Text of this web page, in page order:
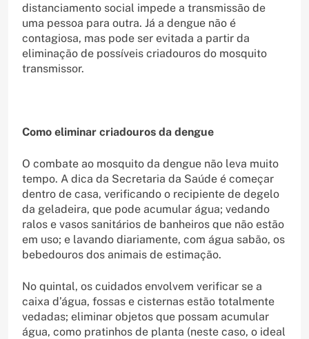
distanciamento social impede a transmissão de
uma pessoa para outra. Já a dengue não é
contagiosa, mas pode ser evitada a partir da
eliminação de possíveis criadouros do mosquito
transmissor.
Como eliminar criadouros da dengue
O combate ao mosquito da dengue não leva muito
tempo. A dica da Secretaria da Saúde é começar
dentro de casa, verificando o recipiente de degelo
da geladeira, que pode acumular água; vedando
ralos e vasos sanitários de banheiros que não estão
em uso; e lavando diariamente, com água sabão, os
bebedouros dos animais de estimação.
No quintal, os cuidados envolvem verificar se a
caixa d’água, fossas e cisternas estão totalmente
vedadas; eliminar objetos que possam acumular
água, como pratinhos de planta (neste caso, o ideal